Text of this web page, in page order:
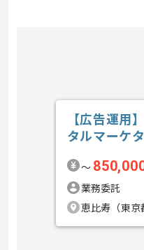
【広告運用
タルマーケ
〜
業務委託
恵比寿（東京